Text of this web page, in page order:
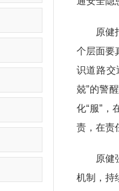
原健指
个层面要
识道路交
兢”的警
化“服”
责，在责
原健强
机制，持